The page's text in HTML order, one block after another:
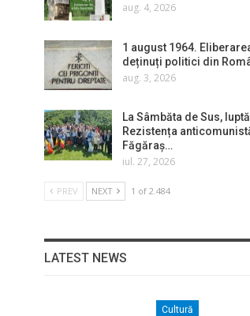
aug. 4, 2026
1 august 1964.
deținuți politici din
aug. 3, 2026
La Sâmbăta de Sus,
Rezistența
Făgăraș…
iul. 27, 2026
PREV NEXT 1 of 2.484
LATEST NEWS
Cultură